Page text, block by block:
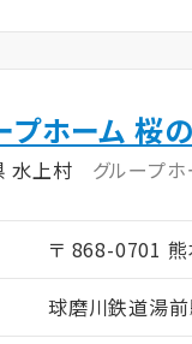
プホーム 桜
水上村 グループホ
〒 868-0701
球磨川鉄道湯